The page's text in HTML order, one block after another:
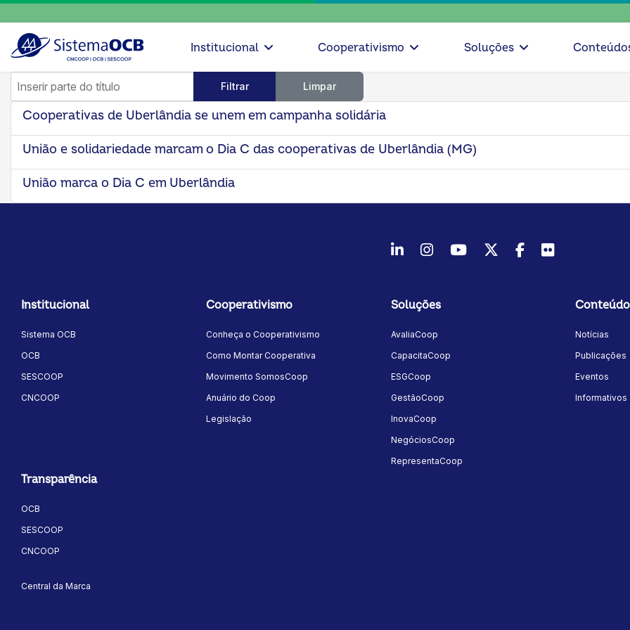
Institucional Cooperativismo Soluções
Inserir parte do título
Filtrar Limpar
Cooperativas de Uberlândia se unem em campanha solidária
União e solidariedade marcam o Dia C das cooperativas de Uberlândia (MG)
União marca o Dia C em Uberlândia
LinkedInInstagram
YoutubeTwitter/X
Facebook
Flickr
Institucional
Sistema OCB
OCB
SESCOOP
CNCOOP
Cooperativismo
Conheça o Cooperativismo
Como Montar Cooperativa
Movimento SomosCoop
Anuário do Coop
Legislação
Soluções
AvaliaCoop
CapacitaCoop
ESGCoop
GestãoCoop
InovaCoop
NegóciosCoop
RepresentaCoop
Notícias
Publicações
Eventos
Informativos
Transparência
OCB
SESCOOP
CNCOOP
Central da Marca